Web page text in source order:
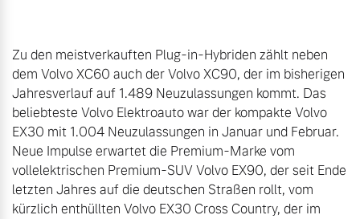
Zu den meistverkauften Plug-in-Hybriden zählt neben
dem Volvo XC60 auch der Volvo XC90, der im bisherigen
Jahresverlauf auf 1.489 Neuzulassungen kommt. Das
beliebteste Volvo Elektroauto war der kompakte Volvo
EX30 mit 1.004 Neuzulassungen in Januar und Februar.
Neue Impulse erwartet die Premium-Marke vom
vollelektrischen Premium-SUV Volvo EX90, der seit Ende
letzten Jahres auf die deutschen Straßen rollt, vom
kürzlich enthüllten Volvo EX30 Cross Country, der im